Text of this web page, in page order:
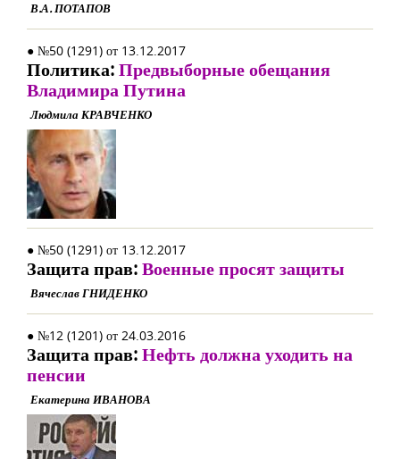
В.А. ПОТАПОВ
● №50 (1291) от 13.12.2017
Политика:Предвыборные обещания
Владимира Путина
Людмила КРАВЧЕНКО
● №50 (1291) от 13.12.2017
Защита прав:Военные просят защиты
Вячеслав ГНИДЕНКО
● №12 (1201) от 24.03.2016
Защита прав:Нефть должна уходить на
пенсии
Екатерина ИВАНОВА